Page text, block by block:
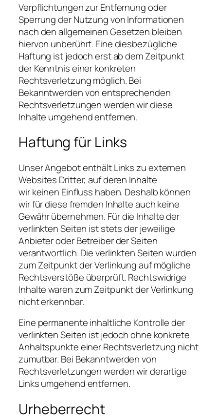
Verpflichtungen zur Entfernung oder
Sperrung der Nutzung von Informationen
nach den allgemeinen Gesetzen bleiben
hiervon unberührt. Eine diesbezügliche
Haftung ist jedoch erst ab dem Zeitpunkt
der Kenntnis einer konkreten
Rechtsverletzung möglich. Bei
Bekanntwerden von entsprechenden
Rechtsverletzungen werden wir diese
Inhalte umgehend entfernen.
Haftung für Links
Unser Angebot enthält Links zu externen
Websites Dritter, auf deren Inhalte
wir keinen Einfluss haben. Deshalb können
wir für diese fremden Inhalte auch keine
Gewähr übernehmen. Für die Inhalte der
verlinkten Seiten ist stets der jeweilige
Anbieter oder Betreiber der Seiten
verantwortlich. Die verlinkten Seiten wurden
zum Zeitpunkt der Verlinkung auf mögliche
Rechtsverstöße überprüft. Rechtswidrige
Inhalte waren zum Zeitpunkt der Verlinkung
nicht erkennbar.
Eine permanente inhaltliche Kontrolle der
verlinkten Seiten ist jedoch ohne konkrete
Anhaltspunkte einer Rechtsverletzung nicht
zumutbar. Bei Bekanntwerden von
Rechtsverletzungen werden wir derartige
Links umgehend entfernen.
Urheberrecht